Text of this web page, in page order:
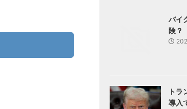
バイ
険？
トラ
導入